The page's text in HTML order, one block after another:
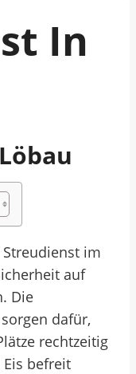
In
im
auf
Die
dafür,
rechtzeitig
befreit